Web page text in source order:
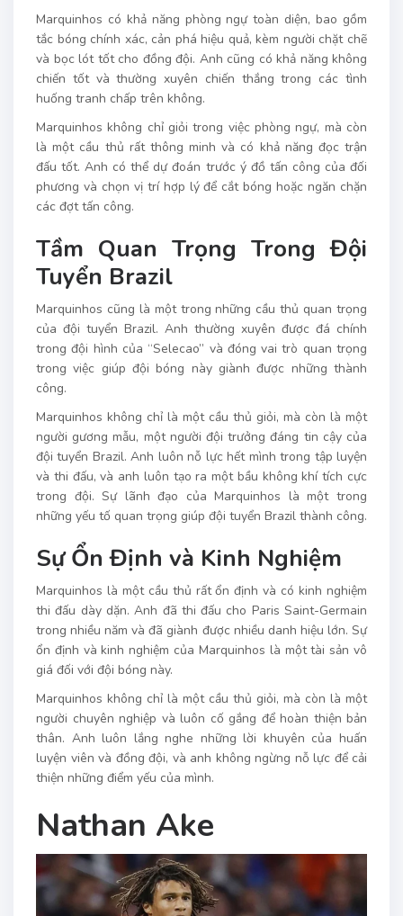
Marquinhos có khả năng phòng ngự toàn diện, bao gồm
tắc bóng chính xác, cản phá hiệu quả, kèm người chặt chẽ
và bọc lót tốt cho đồng đội. Anh cũng có khả năng không
chiến tốt và thường xuyên chiến thắng trong các tình
huống tranh chấp trên không.
Marquinhos không chỉ giỏi trong việc phòng ngự, mà còn
là một cầu thủ rất thông minh và có khả năng đọc trận
đấu tốt. Anh có thể dự đoán trước ý đồ tấn công của đối
phương và chọn vị trí hợp lý để cắt bóng hoặc ngăn chặn
các đợt tấn công.
Tầm Quan Trọng Trong Đội
Tuyển Brazil
Marquinhos cũng là một trong những cầu thủ quan trọng
của đội tuyển Brazil. Anh thường xuyên được đá chính
trong đội hình của “Selecao” và đóng vai trò quan trọng
trong việc giúp đội bóng này giành được những thành
công.
Marquinhos không chỉ là một cầu thủ giỏi, mà còn là một
người gương mẫu, một người đội trưởng đáng tin cậy của
đội tuyển Brazil. Anh luôn nỗ lực hết mình trong tập luyện
và thi đấu, và anh luôn tạo ra một bầu không khí tích cực
trong đội. Sự lãnh đạo của Marquinhos là một trong
những yếu tố quan trọng giúp đội tuyển Brazil thành công.
Sự Ổn Định và Kinh Nghiệm
Marquinhos là một cầu thủ rất ổn định và có kinh nghiệm
thi đấu dày dặn. Anh đã thi đấu cho Paris Saint-Germain
trong nhiều năm và đã giành được nhiều danh hiệu lớn. Sự
ổn định và kinh nghiệm của Marquinhos là một tài sản vô
giá đối với đội bóng này.
Marquinhos không chỉ là một cầu thủ giỏi, mà còn là một
người chuyên nghiệp và luôn cố gắng để hoàn thiện bản
thân. Anh luôn lắng nghe những lời khuyên của huấn
luyện viên và đồng đội, và anh không ngừng nỗ lực để cải
thiện những điểm yếu của mình.
Nathan Ake